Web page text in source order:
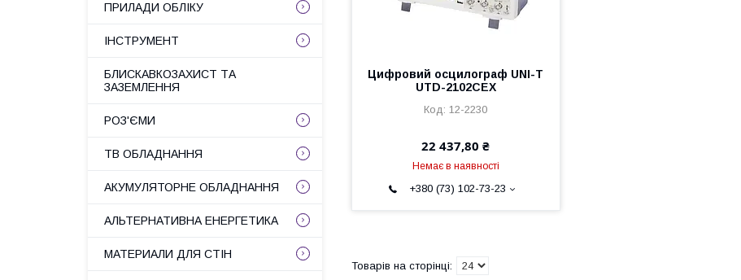
Цифровий осцилограф UNI-T
UTD-2102CEX
12-2230
22 437,80 ₴
Немає в наявності
+380 (73) 102-73-23
ПРИЛАДИ ОБЛІКУ
ІНСТРУМЕНТ
БЛИСКАВКОЗАХИСТ ТА
ЗАЗЕМЛЕННЯ
РОЗ'ЄМИ
ТВ ОБЛАДНАННЯ
АКУМУЛЯТОРНЕ ОБЛАДНАННЯ
АЛЬТЕРНАТИВНА ЕНЕРГЕТИКА
МАТЕРИАЛИ ДЛЯ СТІН